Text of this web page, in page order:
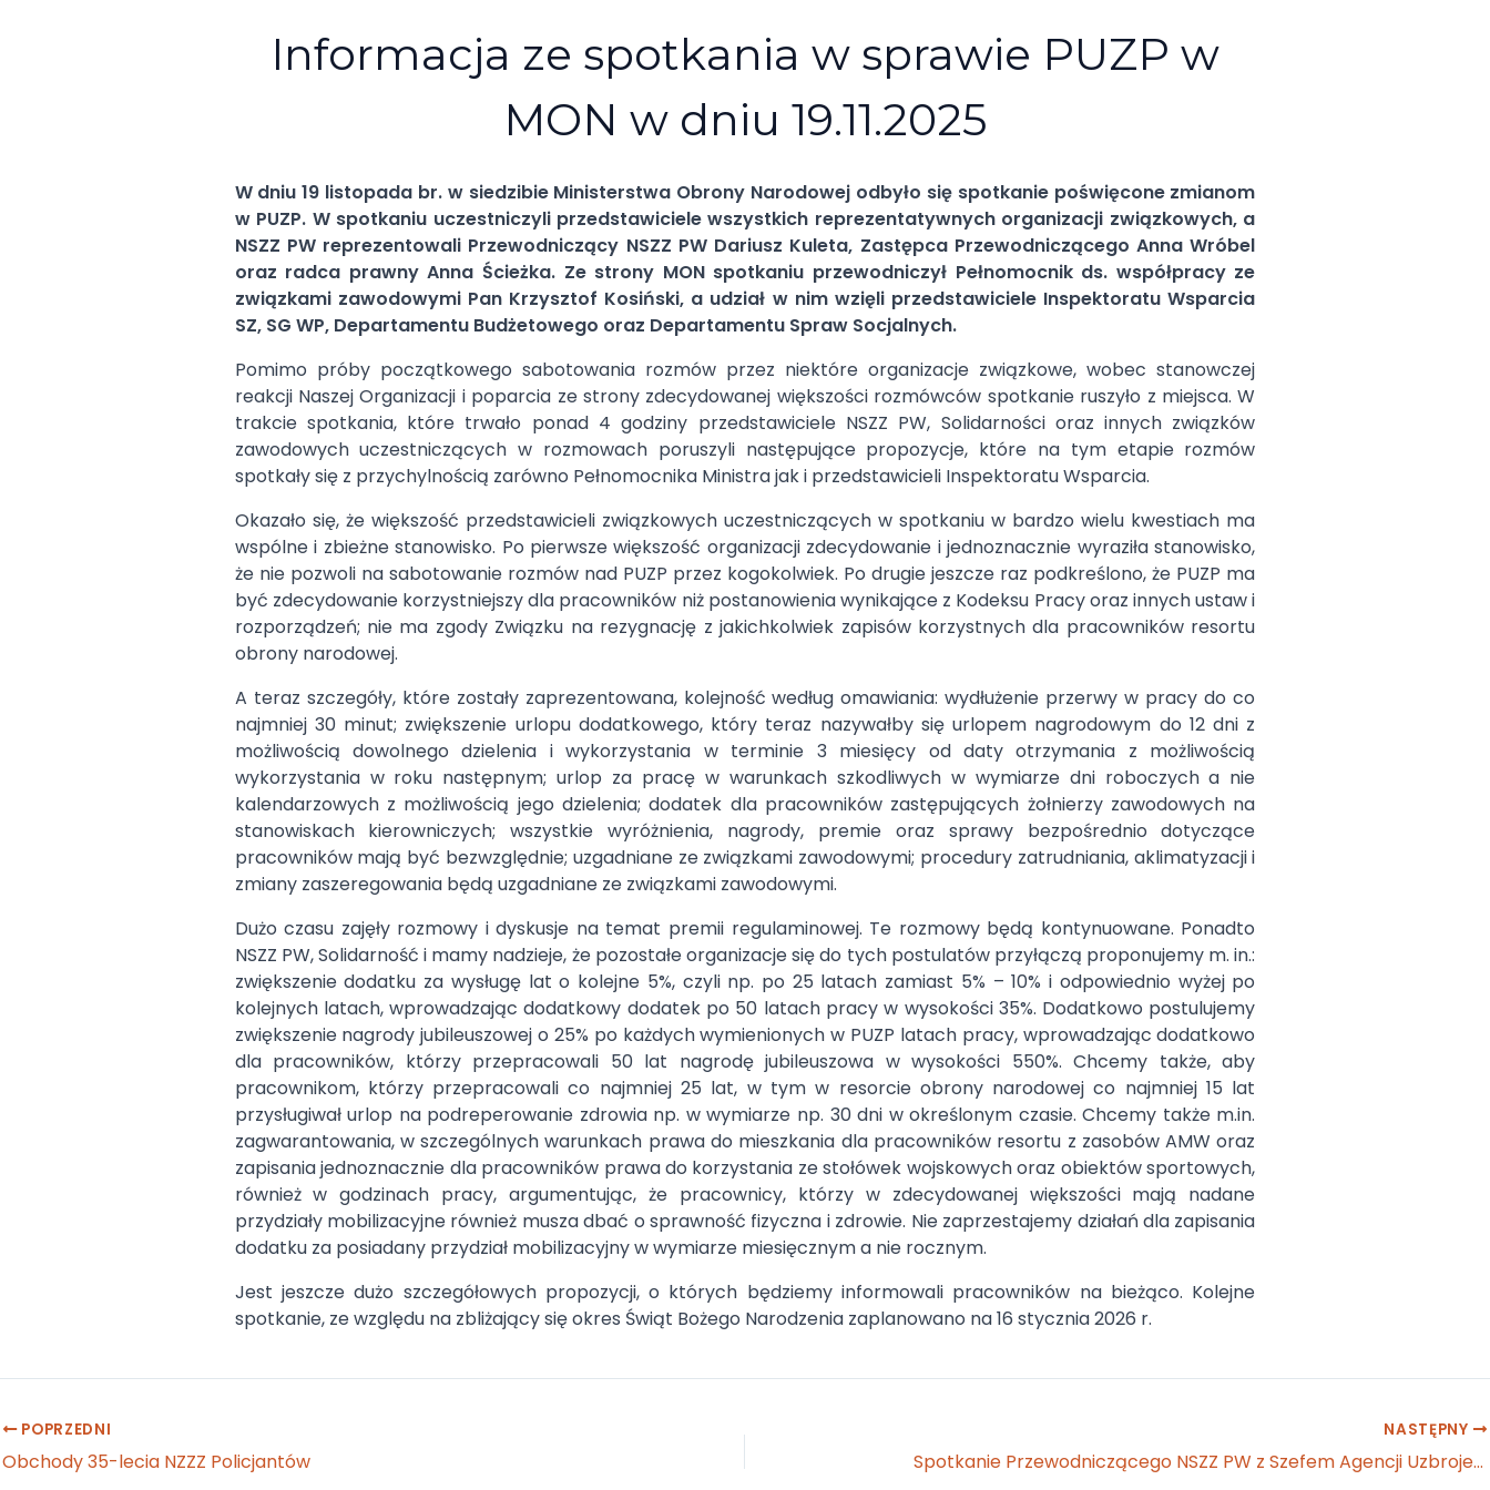
Informacja ze spotkania w sprawie PUZP w
MON w dniu 19.11.2025
W dniu 19 listopada br. w siedzibie Ministerstwa Obrony Narodowej odbyło się spotkanie poświęcone zmianom
w PUZP. W spotkaniu uczestniczyli przedstawiciele wszystkich reprezentatywnych organizacji związkowych, a
NSZZ PW reprezentowali Przewodniczący NSZZ PW Dariusz Kuleta, Zastępca Przewodniczącego Anna Wróbel
oraz radca prawny Anna Ścieżka. Ze strony MON spotkaniu przewodniczył Pełnomocnik ds. współpracy ze
związkami zawodowymi Pan Krzysztof Kosiński, a udział w nim wzięli przedstawiciele Inspektoratu Wsparcia
SZ, SG WP, Departamentu Budżetowego oraz Departamentu Spraw Socjalnych.
Pomimo próby początkowego sabotowania rozmów przez niektóre organizacje związkowe, wobec stanowczej
reakcji Naszej Organizacji i poparcia ze strony zdecydowanej większości rozmówców spotkanie ruszyło z miejsca. W
trakcie spotkania, które trwało ponad 4 godziny przedstawiciele NSZZ PW, Solidarności oraz innych związków
zawodowych uczestniczących w rozmowach poruszyli następujące propozycje, które na tym etapie rozmów
spotkały się z przychylnością zarówno Pełnomocnika Ministra jak i przedstawicieli Inspektoratu Wsparcia.
Okazało się, że większość przedstawicieli związkowych uczestniczących w spotkaniu w bardzo wielu kwestiach ma
wspólne i zbieżne stanowisko. Po pierwsze większość organizacji zdecydowanie i jednoznacznie wyraziła stanowisko,
że nie pozwoli na sabotowanie rozmów nad PUZP przez kogokolwiek. Po drugie jeszcze raz podkreślono, że PUZP ma
być zdecydowanie korzystniejszy dla pracowników niż postanowienia wynikające z Kodeksu Pracy oraz innych ustaw i
rozporządzeń; nie ma zgody Związku na rezygnację z jakichkolwiek zapisów korzystnych dla pracowników resortu
obrony narodowej.
A teraz szczegóły, które zostały zaprezentowana, kolejność według omawiania: wydłużenie przerwy w pracy do co
najmniej 30 minut; zwiększenie urlopu dodatkowego, który teraz nazywałby się urlopem nagrodowym do 12 dni z
możliwością dowolnego dzielenia i wykorzystania w terminie 3 miesięcy od daty otrzymania z możliwością
wykorzystania w roku następnym; urlop za pracę w warunkach szkodliwych w wymiarze dni roboczych a nie
kalendarzowych z możliwością jego dzielenia; dodatek dla pracowników zastępujących żołnierzy zawodowych na
stanowiskach kierowniczych; wszystkie wyróżnienia, nagrody, premie oraz sprawy bezpośrednio dotyczące
pracowników mają być bezwzględnie; uzgadniane ze związkami zawodowymi; procedury zatrudniania, aklimatyzacji i
zmiany zaszeregowania będą uzgadniane ze związkami zawodowymi.
Dużo czasu zajęły rozmowy i dyskusje na temat premii regulaminowej. Te rozmowy będą kontynuowane. Ponadto
NSZZ PW, Solidarność i mamy nadzieje, że pozostałe organizacje się do tych postulatów przyłączą proponujemy m. in.:
zwiększenie dodatku za wysługę lat o kolejne 5%, czyli np. po 25 latach zamiast 5% – 10% i odpowiednio wyżej po
kolejnych latach, wprowadzając dodatkowy dodatek po 50 latach pracy w wysokości 35%. Dodatkowo postulujemy
zwiększenie nagrody jubileuszowej o 25% po każdych wymienionych w PUZP latach pracy, wprowadzając dodatkowo
dla pracowników, którzy przepracowali 50 lat nagrodę jubileuszowa w wysokości 550%. Chcemy także, aby
pracownikom, którzy przepracowali co najmniej 25 lat, w tym w resorcie obrony narodowej co najmniej 15 lat
przysługiwał urlop na podreperowanie zdrowia np. w wymiarze np. 30 dni w określonym czasie. Chcemy także m.in.
zagwarantowania, w szczególnych warunkach prawa do mieszkania dla pracowników resortu z zasobów AMW oraz
zapisania jednoznacznie dla pracowników prawa do korzystania ze stołówek wojskowych oraz obiektów sportowych,
również w godzinach pracy, argumentując, że pracownicy, którzy w zdecydowanej większości mają nadane
przydziały mobilizacyjne również musza dbać o sprawność fizyczna i zdrowie. Nie zaprzestajemy działań dla zapisania
dodatku za posiadany przydział mobilizacyjny w wymiarze miesięcznym a nie rocznym.
Jest jeszcze dużo szczegółowych propozycji, o których będziemy informowali pracowników na bieżąco. Kolejne
spotkanie, ze względu na zbliżający się okres Świąt Bożego Narodzenia zaplanowano na 16 stycznia 2026 r.
Post
navigation
POPRZEDNI
Obchody 35-lecia NZZZ Policjantów
NASTĘPNY
Spotkanie Przewodniczącego NSZZ PW z Szefem Agencji Uzbrojenia w sprawie reorganizacji Rejonowych Przedstawicielstw Wojskowych